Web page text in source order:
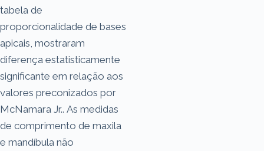
tabela de
proporcionalidade de bases
apicais, mostraram
diferença estatisticamente
significante em relação aos
valores preconizados por
McNamara Jr.. As medidas
de comprimento de maxila
e mandíbula não